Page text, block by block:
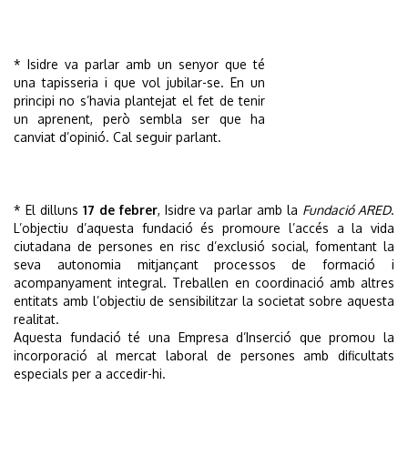
* Isidre va parlar amb un senyor que té
una tapisseria i que vol jubilar-se. En un
principi no s’havia plantejat el fet de tenir
un aprenent, però sembla ser que ha
canviat d’opinió. Cal seguir parlant.
* El dilluns 17 de febrer, Isidre va parlar amb la Fundació ARED.
L’objectiu d’aquesta fundació és promoure l’accés a la vida
ciutadana de persones en risc d’exclusió social, fomentant la
seva autonomia mitjançant processos de formació i
acompanyament integral. Treballen en coordinació amb altres
entitats amb l’objectiu de sensibilitzar la societat sobre aquesta
realitat.
Aquesta fundació té una Empresa d’Inserció que promou la
incorporació al mercat laboral de persones amb dificultats
especials per a accedir-hi.